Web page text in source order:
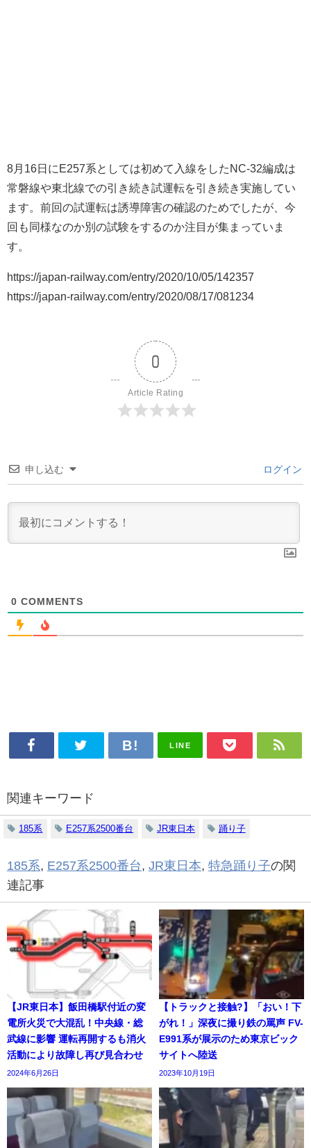
8月16日にE257系としては初めて入線をしたNC-32編成は
常磐線や東北線での引き続き試運転を引き続き実施してい
ます。前回の試運転は誘導障害の確認のためでしたが、今
回も同様なのか別の試験をするのか注目が集まっていま
す。
https://japan-railway.com/entry/2020/10/05/142357
https://japan-railway.com/entry/2020/08/17/081234
0
Article Rating
申し込む ログイン
0 COMMENTS
LINE
関連キーワード
185系 E257系2500番台 JR東日本 踊り子
185系, E257系2500番台, JR東日本, 特急踊り子の関
連記事
【JR東日本】飯田橋駅付近の変
電所火災で大混乱！中央線・総
武線に影響 運転再開するも消火
活動により故障し再び見合わせ
2024年6月26日
【トラックと接触?】「おい！下
がれ！」深夜に撮り鉄の罵声 FV-
E991系が展示のため東京ビック
サイトへ陸送
2023年10月19日